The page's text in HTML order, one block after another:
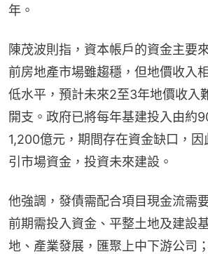
年。
陳茂波則指，資本帳戶的資金主要
前房地產市場雖趨穩，但地價收入
低水平，預計未來2至3年地價收入
開支。政府已將每年基建投入由約
1,200億元，期間存在資金缺口，
引市場資金，投資未來建設。
他強調，發債需配合項目現金流需
前期需投入資金、平整土地及建設
地、產業發展，匯聚上中下游公司